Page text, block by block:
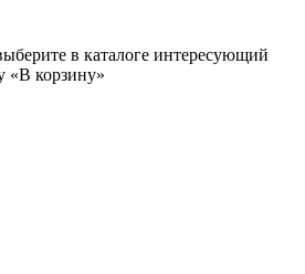
в каталоге интересующий
«В корзину»